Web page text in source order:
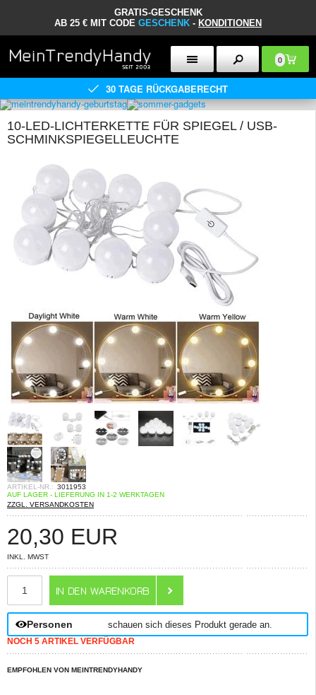
GRATIS-GESCHENK
AB 25 € MIT CODE GESCHENK - KONDITIONEN
0
30 TAGE RÜCKGABERECHT
10-LED-LICHTERKETTE FÜR SPIEGEL / USB-
SCHMINKSPIEGELLEUCHTE
ARTIKEL-NR.: 3011953
AUF LAGER - LIEFERUNG IN 1-2 WERKTAGEN
ZZGL. VERSANDKOSTEN
20,30 EUR
INKL. MWST
Personen schauen sich dieses Produkt gerade an.
NOCH 5 ARTIKEL VERFÜGBAR
EMPFOHLEN VON MEINTRENDYHANDY